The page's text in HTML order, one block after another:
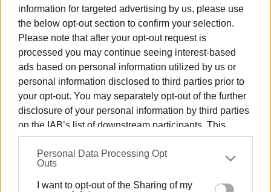
information for targeted advertising by us, please use
the below opt-out section to confirm your selection.
Please note that after your opt-out request is
processed you may continue seeing interest-based
ads based on personal information utilized by us or
personal information disclosed to third parties prior to
your opt-out. You may separately opt-out of the further
disclosure of your personal information by third parties
on the IAB’s list of downstream participants. This
information may also be disclosed by us to third parties
on theIAB’s List of Downstream Participants
that may
further disclose it to other third parties.
Personal Data Processing Opt
Outs
I want to opt-out of the Sharing of my
Πρόγραμμα (14η αγωνιστική)
Σάββατο 14/2/2026
16:00 Χ.Α.Ν.Θ. - Φαίακας Κέρκυρας
18:00 Αμύντας Αμυνταίου- ΑΕΣΧ Πυλαίας
18:00 Αερωπός Έδεσσας- ΑΟΧ Βόλος
20.00 Πόντιοι Κιλκίς – Αλέξανδρος Αξιούπολης
Κυριακή 15/2/2026